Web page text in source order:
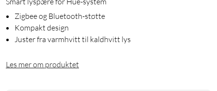
Zigbee og Bluetooth-støtte
Kompakt design
Juster fra varmhvitt til kaldhvitt lys
Les mer om produktet